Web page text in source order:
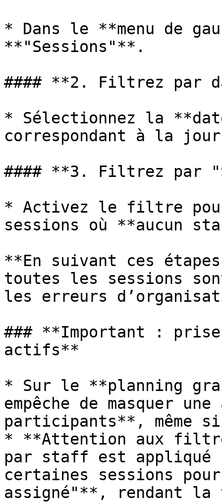
* Dans le **menu de
**"Sessions"**.
#### **2. Filtrez par
* Sélectionnez la
correspondant à la
#### **3. Filtrez par
* Activez le filtre
sessions où **aucun
**En suivant ces
toutes les sessions
les erreurs
### **Important :
actifs**
* Sur le **planning
empêche de masquer
participants**, même
* **Attention aux
par staff est appliqué
certaines sessions
assigné"**, rendant